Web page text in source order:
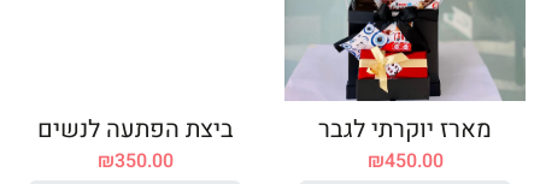
מארז יוקרתי לגבר
₪450.00
ביצת הפתעה לנשים
₪350.00